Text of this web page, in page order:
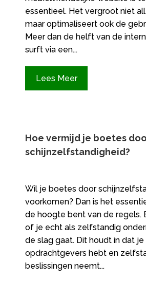
essentieel.​ Het vergroot niet
maar optimaliseert ook de
Meer dan de helft van de
surft via een...
Lees Meer
Hoe vermijd je boetes
schijnzelfstandigheid?
Wil je boetes door
voorkomen? Dan is het
de hoogte bent van de regels.
of je echt als zelfstandig
de slag gaat. Dit houdt in dat je
opdrachtgevers hebt en
beslissingen neemt...